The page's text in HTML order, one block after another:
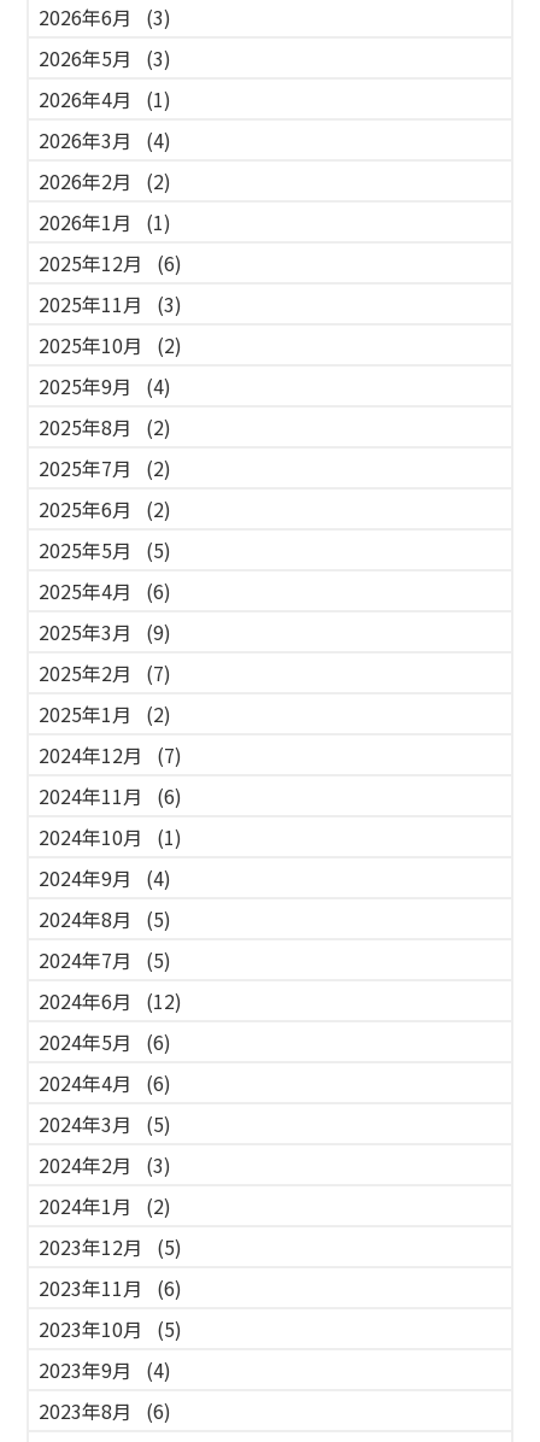
2026年6月
(3)
2026年5月
(3)
2026年4月
(1)
2026年3月
(4)
2026年2月
(2)
2026年1月
(1)
2025年12月
(6)
2025年11月
(3)
2025年10月
(2)
2025年9月
(4)
2025年8月
(2)
2025年7月
(2)
2025年6月
(2)
2025年5月
(5)
2025年4月
(6)
2025年3月
(9)
2025年2月
(7)
2025年1月
(2)
2024年12月
(7)
2024年11月
(6)
2024年10月
(1)
2024年9月
(4)
2024年8月
(5)
2024年7月
(5)
2024年6月
(12)
2024年5月
(6)
2024年4月
(6)
2024年3月
(5)
2024年2月
(3)
2024年1月
(2)
2023年12月
(5)
2023年11月
(6)
2023年10月
(5)
2023年9月
(4)
2023年8月
(6)